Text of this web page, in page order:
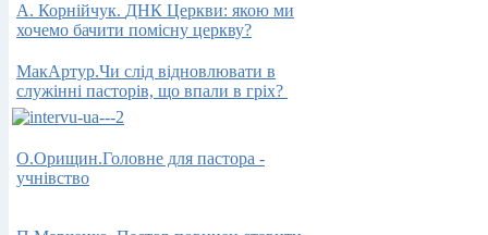
А. Корнійчук. ДНК Церкви: якою ми
хочемо бачити помісну церкву?
МакАртур.Чи слід відновлювати в
служінні пасторів, що впали в гріх?
О.Орищин.Головне для пастора -
учнiвство